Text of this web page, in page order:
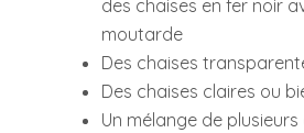
des chaises en fer noir
moutarde
Des chaises
Des chaises claires ou
Un mélange de plusieurs